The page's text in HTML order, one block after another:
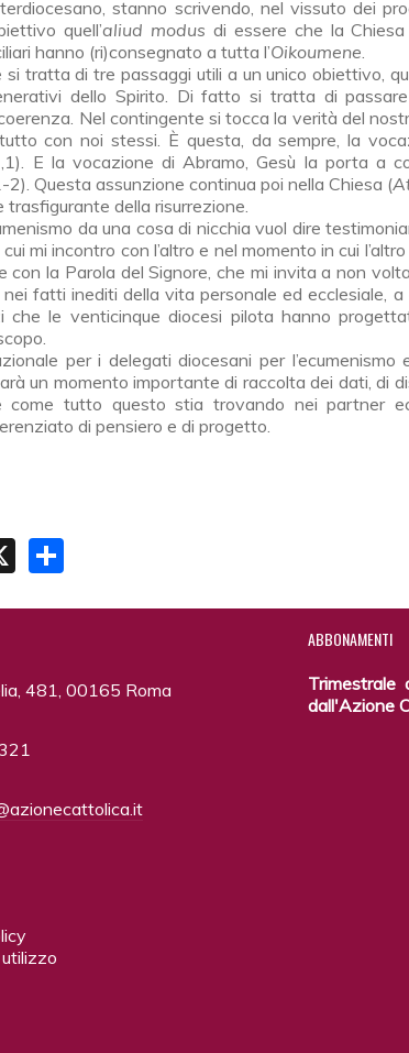
stanno scrivendo, nel vissuto dei
quell’aliud modus di essere che la
hanno (ri)consegnato a tutta l’Oikoumene.
tratta di tre passaggi utili a un unico obiettivo,
dello Spirito. Di fatto si tratta di
Nel contingente si toc­ca la verità del
con noi stessi. È questa, da sempre, la
E la vocazione di Abramo, Gesù la porta a
2). Questa assunzione continua poi nella Chiesa (
trasfigurante della risurrezione.
da una cosa di nicchia vuol dire
mi incontro con l’altro e nel momento in cui
con la Parola del Signore, che mi invita a non
fatti inediti della vita personale ed ecclesiale, a
che le venti­cinque diocesi pilota hanno
per i delegati diocesani per
un mo­mento importante di raccolta dei dati, di
come tutto questo stia trovan­do nei partner
di pensiero e di progetto.
X
481, 00165 Roma
ABBONAMENTI
Trimestrale
dall'Azione